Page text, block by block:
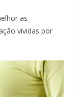
as
vividas por